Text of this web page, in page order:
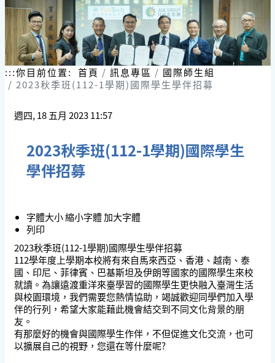
:::你目前位置: 首頁 訊息專區
國際師生組
2023秋季班(112-1學期)國際學生學伴招募
週四, 18 五月 2023 11:57
2023秋季班(112-1學期)國際學生
學伴招募
字體大小縮小字體加大字體
列印
2023秋季班(112-1學期)國際學生學伴招募
112學年度上學期本校將有來自馬來西亞、香港、越南、泰
國、印尼、菲律賓、巴基斯坦及伊朗等國家的國際學生來校
就讀。為讓遠渡重洋來臺學習的國際學生更快融入臺灣生活
與校園環境，我們需要您熱情協助，竭誠歡迎同學們加入學
伴的行列，希望大家能藉此機會結交到不同文化背景的朋
友。
有那麼好的機會與國際學生作伴，不但促進文化交流，也可
以擴展自己的視野，您還在等什麼呢?